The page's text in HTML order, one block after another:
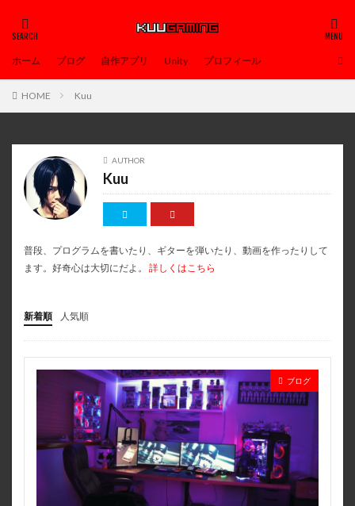
ホーム ブログ 自作アプリ Unity プロフィール
HOME Kuu
AUTHOR
Kuu
普段、プログラムを書いたり、ギターを弾いたり、動画を作ったりして
ます。好奇心は大切にだよ。 詳しくはこちら
新着順 人気順
ブログ